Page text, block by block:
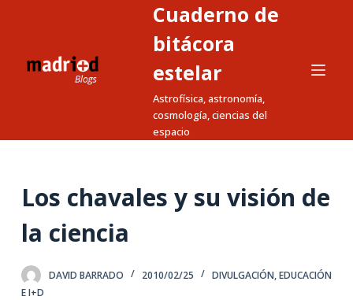
a
n
n
Cuaderno de
bitácora
estelar
Astrofísica, astronomía,
cosmología, ciencias del
espacio
Los chavales y su visión de
la ciencia
DAVID BARRADO 2010/02/25 DIVULGACIÓN,EDUCACIÓN
E I+D